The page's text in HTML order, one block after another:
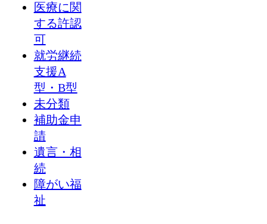
医療に関
する許認
可
就労継続
支援A
型・B型
未分類
補助金申
請
遺言・相
続
障がい福
祉